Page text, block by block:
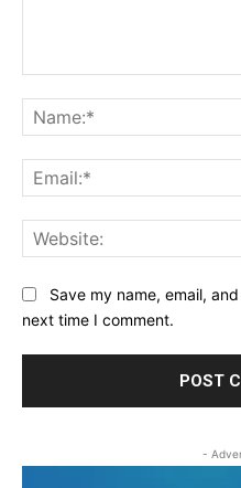
Save my name, email,
next time I comment.
-